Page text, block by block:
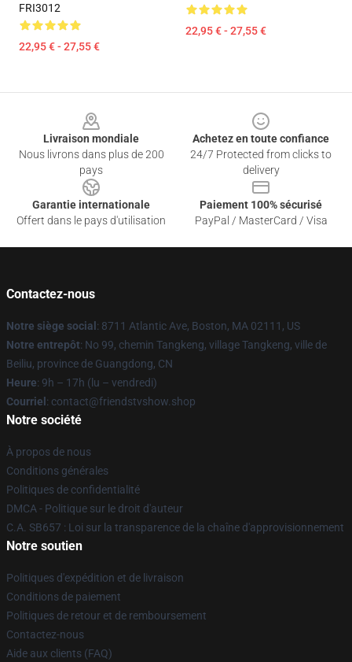
FRI3012
22,95 € - 27,55 €
22,95 € - 27,55 €
Livraison mondiale
Nous livrons dans plus de 200
pays
Achetez en toute confiance
24/7 Protected from clicks to
delivery
Garantie internationale
Offert dans le pays d'utilisation
Paiement 100% sécurisé
PayPal / MasterCard / Visa
Contactez-nous
Notre siège social : 8711 Atlantic Ave, Boston, MA 02111, US
Notre entrepôt: No 99, chemin Tangkeng, village Tangkeng, ville de
Beiliu, province de Guangdong, CN
Heure: 9h – 17h (lu – vendredi)
Courriel : contact@friendstvshow.shop
Notre société
À propos de nous
Conditions générales
Politiques de confidentialité
DMCA - Politique sur le droit d'auteur
C.A. SB657 : Loi sur la transparence de la chaîne d'approvisionnement
Notre soutien
Politiques d'expédition et de livraison
Conditions de paiement
Politiques de retour et de remboursement
Contactez-nous
Aide aux clients (FAQ)